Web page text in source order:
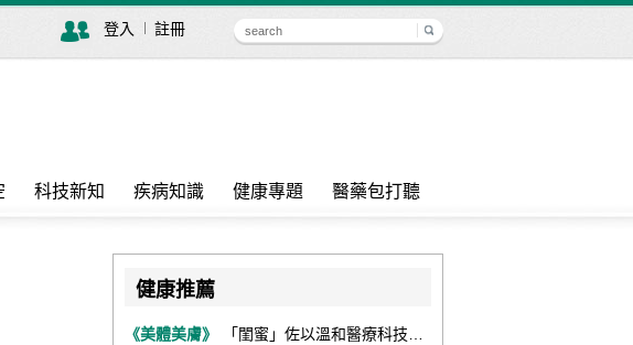
登入 註冊
科技新知 疾病知識 健康專題 醫藥包打聽
健康推薦
《美體美膚》 「閨蜜」佐以溫和醫療科技，陪伴女性找回身體舒適與自信